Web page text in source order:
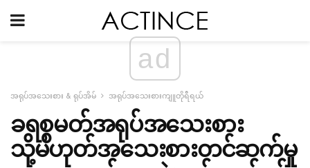
ad
အရုပ်အသေးစား & ရုပ်အိမ် အရုပ်အသေးစားကျူတိုရီရယ်
ခရစ္စမတ်အရုပ်အသေးစား
သို့မဟုတ်အသေးစားတင်ဆက်မှု